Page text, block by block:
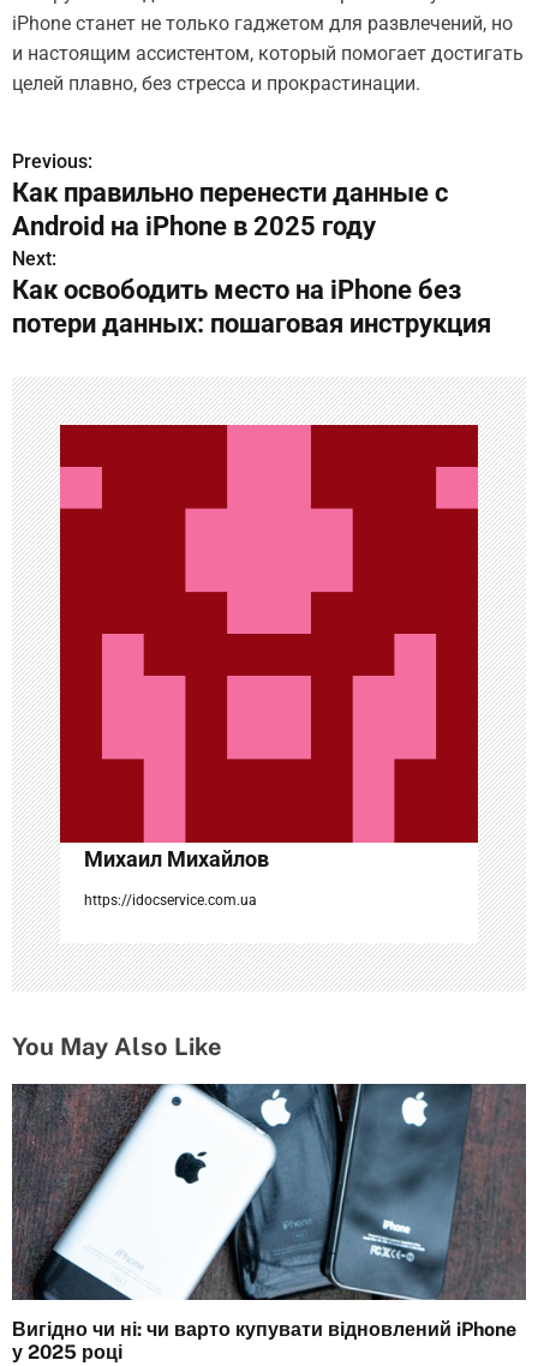
iPhone станет не только гаджетом для развлечений, но
и настоящим ассистентом, который помогает достигать
целей плавно, без стресса и прокрастинации.
Н
а
в
и
а
ц
и
я
п
о
з
а
п
и
с
я
м
Previous:
Как правильно перенести данные с
Android на iPhone в 2025 году
Next:
Как освободить место на iPhone без
потери данных: пошаговая инструкция
Михаил Михайлов
https://idocservice.com.ua
You May Also Like
Вигідно чи ні: чи варто купувати відновлений iPhone
у 2025 році